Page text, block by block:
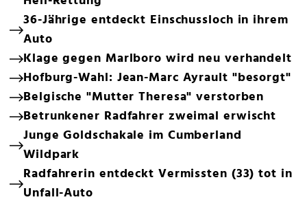
36-Jährige entdeckt Einschussloch in ihrem
Auto
Klage gegen Marlboro wird neu verhandelt
Hofburg-Wahl: Jean-Marc Ayrault "besorgt"
Belgische "Mutter Theresa" verstorben
Betrunkener Radfahrer zweimal erwischt
Junge Goldschakale im Cumberland
Wildpark
Radfahrerin entdeckt Vermissten (33) tot in
Unfall-Auto